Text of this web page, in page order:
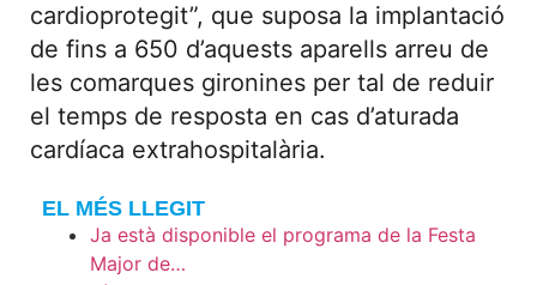
cardioprotegit”, que suposa la implantació
de fins a 650 d’aquests aparells arreu de
les comarques gironines per tal de reduir
el temps de resposta en cas d’aturada
cardíaca extrahospitalària.
EL MÉS LLEGIT
Ja està disponible el programa de la Festa
Major de…